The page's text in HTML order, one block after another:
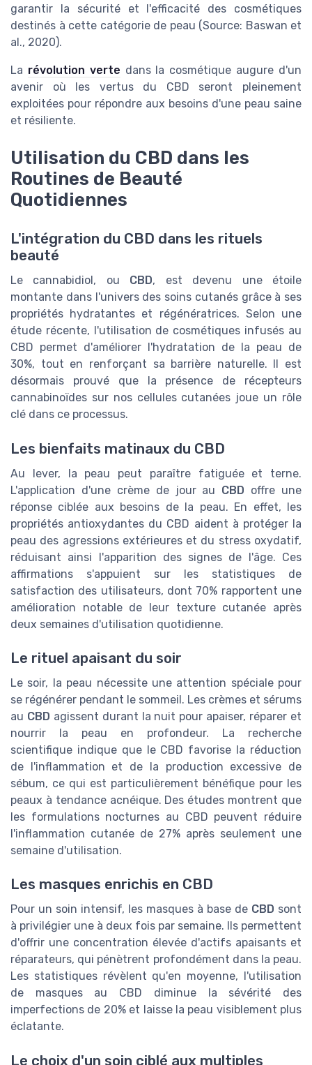
garantir la sécurité et l'efficacité des cosmétiques
destinés à cette catégorie de peau (Source: Baswan et
al., 2020).
La révolution verte dans la cosmétique augure d'un
avenir où les vertus du CBD seront pleinement
exploitées pour répondre aux besoins d'une peau saine
et résiliente.
Utilisation du CBD dans les
Routines de Beauté
Quotidiennes
L'intégration du CBD dans les rituels
beauté
Le cannabidiol, ou CBD, est devenu une étoile
montante dans l'univers des soins cutanés grâce à ses
propriétés hydratantes et régénératrices. Selon une
étude récente, l'utilisation de cosmétiques infusés au
CBD permet d'améliorer l'hydratation de la peau de
30%, tout en renforçant sa barrière naturelle. Il est
désormais prouvé que la présence de récepteurs
cannabinoïdes sur nos cellules cutanées joue un rôle
clé dans ce processus.
Les bienfaits matinaux du CBD
Au lever, la peau peut paraître fatiguée et terne.
L'application d'une crème de jour au CBD offre une
réponse ciblée aux besoins de la peau. En effet, les
propriétés antioxydantes du CBD aident à protéger la
peau des agressions extérieures et du stress oxydatif,
réduisant ainsi l'apparition des signes de l'âge. Ces
affirmations s'appuient sur les statistiques de
satisfaction des utilisateurs, dont 70% rapportent une
amélioration notable de leur texture cutanée après
deux semaines d'utilisation quotidienne.
Le rituel apaisant du soir
Le soir, la peau nécessite une attention spéciale pour
se régénérer pendant le sommeil. Les crèmes et sérums
au CBD agissent durant la nuit pour apaiser, réparer et
nourrir la peau en profondeur. La recherche
scientifique indique que le CBD favorise la réduction
de l'inflammation et de la production excessive de
sébum, ce qui est particulièrement bénéfique pour les
peaux à tendance acnéique. Des études montrent que
les formulations nocturnes au CBD peuvent réduire
l'inflammation cutanée de 27% après seulement une
semaine d'utilisation.
Les masques enrichis en CBD
Pour un soin intensif, les masques à base de CBD sont
à privilégier une à deux fois par semaine. Ils permettent
d'offrir une concentration élevée d'actifs apaisants et
réparateurs, qui pénètrent profondément dans la peau.
Les statistiques révèlent qu'en moyenne, l'utilisation
de masques au CBD diminue la sévérité des
imperfections de 20% et laisse la peau visiblement plus
éclatante.
Le choix d'un soin ciblé aux multiples